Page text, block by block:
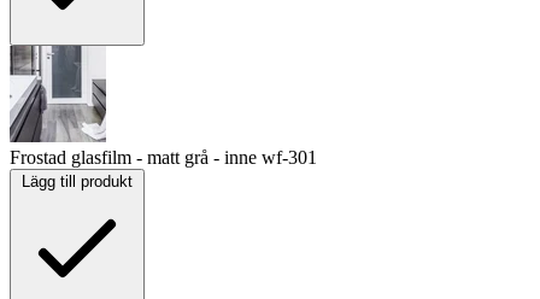
Frostad glasfilm - matt grå - inne wf-301
Lägg till produkt